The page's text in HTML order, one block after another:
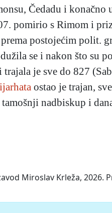
Čedadu i
pomirio s Rimom i
postojećim polit.
se i nakon što su
je sve do 827
ostao je trajan,
nadbiskup i
Miroslav Krleža, 2026.